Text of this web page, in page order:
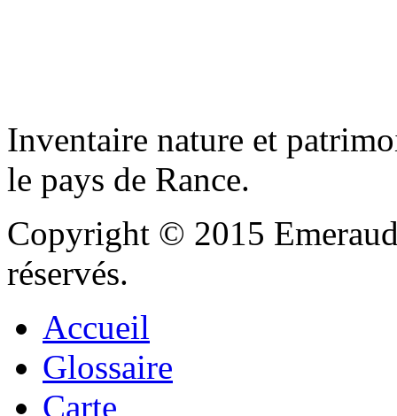
Inventaire nature et
le pays de Rance.
Copyright © 2015
réservés.
Accueil
Glossaire
Carte